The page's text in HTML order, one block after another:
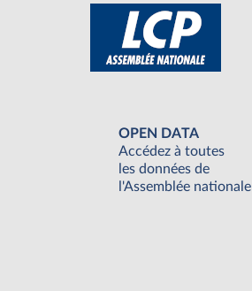
OPEN DATA
Accédez à toutes
les données de
l'Assemblée nationale